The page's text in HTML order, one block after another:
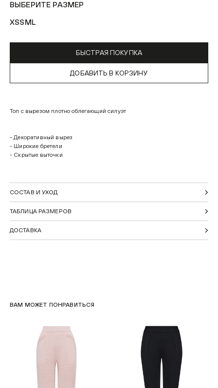
ВЫБЕРИТЕ РАЗМЕР
XSSML
БЫСТРАЯ ПОКУПКА
ДОБАВИТЬ В КОРЗИНУ
Топ с вырезом плотно облегающий силуэт
- Декоративный вырез
- Широкие бретели
- Скрытые выточки
СОСТАВ И УХОД
ТАБЛИЦА РАЗМЕРОВ
ДОСТАВКА
ВАМ МОЖЕТ ПОНРАВИТЬСЯ